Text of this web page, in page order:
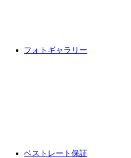
フォトギャラリー
ベストレート保証